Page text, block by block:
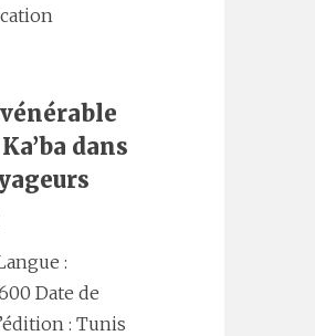
dans
:
Date de
: Tunis